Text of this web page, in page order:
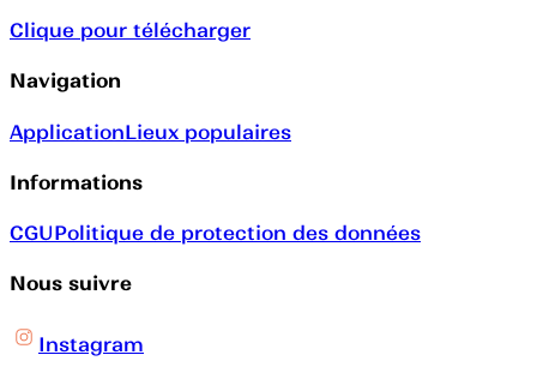
Clique pour télécharger
Navigation
ApplicationLieux populaires
Informations
CGUPolitique de protection des données
Nous suivre
Instagram